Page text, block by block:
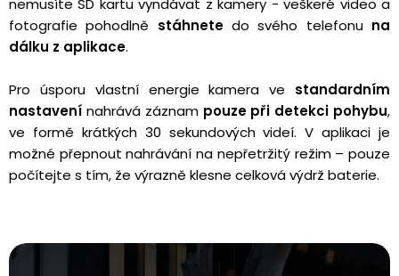
nemusíte SD kartu vyndávat z kamery - veškeré video a
fotografie pohodlně stáhnetedo svého telefonu na
dálku z aplikace.
Pro úsporu vlastní energie kamera ve standardním
nastavení nahrává záznam pouze při detekci pohybu,
ve formě krátkých 30 sekundových videí. V aplikaci je
možné přepnout nahrávání na nepřetržitý režim – pouze
počítejte s tím, že výrazně klesne celková výdrž baterie.